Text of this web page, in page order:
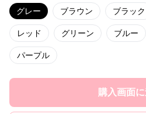
グレー ブラウン ブラック
レッド グリーン ブルー
パープル
購入画面